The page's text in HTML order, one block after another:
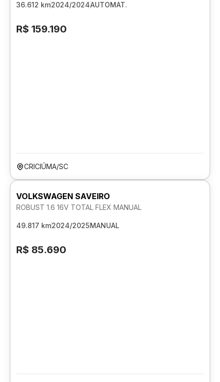
36.612 km2024/2024AUTOMAT.
R$ 159.190
CRICIÚMA/SC
VOLKSWAGEN SAVEIRO
ROBUST 1.6 16V TOTAL FLEX MANUAL
49.817 km2024/2025MANUAL
R$ 85.690